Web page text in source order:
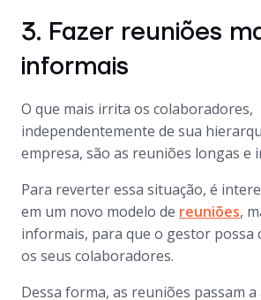
3. Fazer reuniões
informais
O que mais irrita os colaboradores,
independentemente de sua
empresa, são as reuniões longas e
Para reverter essa situação, é
em um novo modelo de reuniões,
informais, para que o gestor possa
os seus colaboradores.
Dessa forma, as reuniões passam